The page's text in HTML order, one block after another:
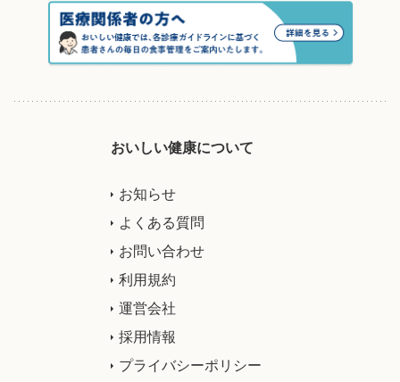
おいしい健康について
お知らせ
よくある質問
お問い合わせ
利用規約
運営会社
採用情報
プライバシーポリシー